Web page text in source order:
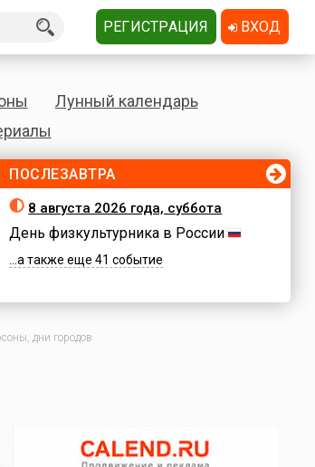
Лунный календарь
ПОСЛЕЗАВТРА
8 августа 2026 года, суббота
День физкультурника в России
...а также еще 41 событие
дни городов
РЕГИСТРАЦИЯ ВХОД